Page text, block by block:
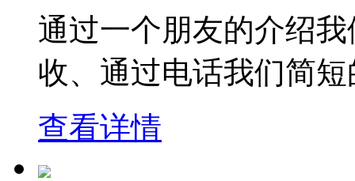
通过一个朋友的介绍
收、通过电话我们简
查看详情